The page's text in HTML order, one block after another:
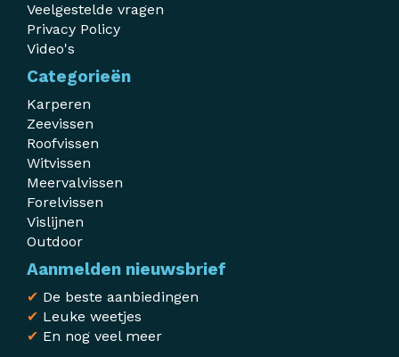
Veelgestelde vragen
Privacy Policy
Video's
Categorieën
Karperen
Zeevissen
Roofvissen
Witvissen
Meervalvissen
Forelvissen
Vislijnen
Outdoor
Aanmelden nieuwsbrief
✔ De beste aanbiedingen
✔ Leuke weetjes
✔ En nog veel meer